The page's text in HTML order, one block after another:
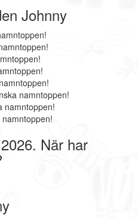
Johnny
namntoppen!
namntoppen!
När har